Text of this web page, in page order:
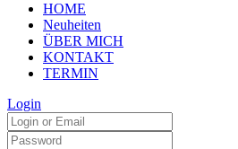
HOME
Neuheiten
ÜBER MICH
KONTAKT
TERMIN
Login